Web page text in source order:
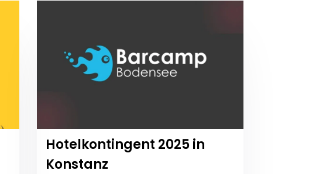
Hotelkontingent 2025 in
Konstanz